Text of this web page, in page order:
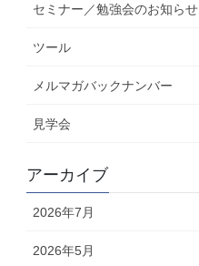
セミナー／勉強会のお知らせ
ツール
メルマガバックナンバー
見学会
アーカイブ
2026年7月
2026年5月